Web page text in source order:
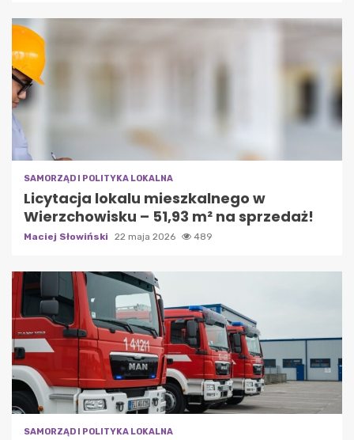
SAMORZĄD I POLITYKA LOKALNA
Licytacja lokalu mieszkalnego w
Wierzchowisku – 51,93 m² na sprzedaż!
Maciej Słowiński 22 maja 2026 489
SAMORZĄD I POLITYKA LOKALNA